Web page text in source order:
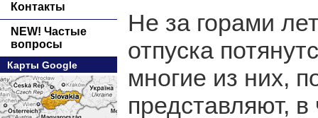
Контакты
NEW! Частые
вопросы
Карты Google
Не за горами
отпуска
многие из них,
представляют,